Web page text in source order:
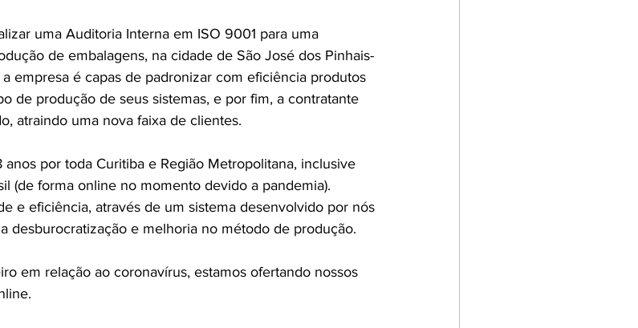
uma Auditoria Interna em ISO 9001 para uma
de embalagens, na cidade de São José dos Pinhais-
empresa é capas de padronizar com eficiência produtos
de produção de seus sistemas, e por fim, a contratante
atraindo uma nova faixa de clientes.
por toda Curitiba e Região Metropolitana, inclusive
(de forma online no momento devido a pandemia).
e eficiência, através de um sistema desenvolvido por nós
desburocratização e melhoria no método de produção.
em relação ao coronavírus, estamos ofertando nossos